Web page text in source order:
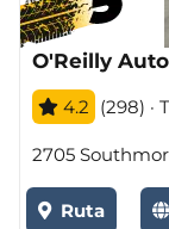
O'Reilly
4.2 (298) ·
2705
Ruta